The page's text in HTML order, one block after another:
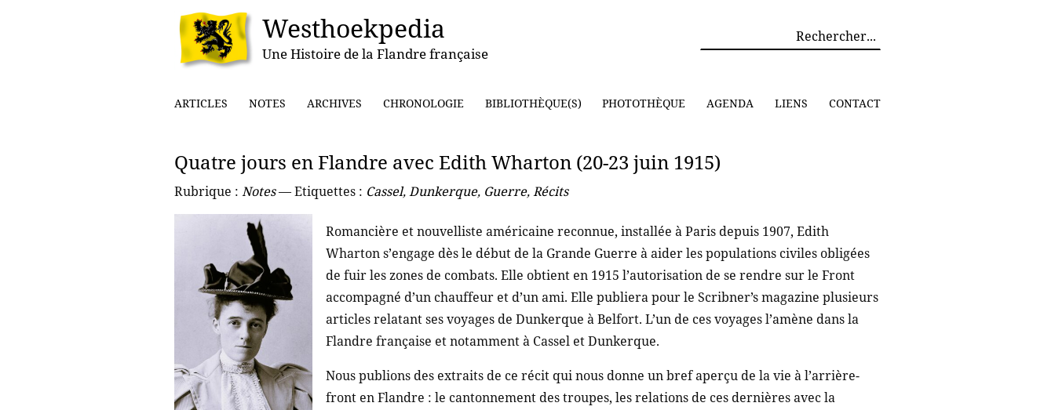
Westhoekpedia
Une Histoire de la Flandre française
ARTICLES NOTES ARCHIVES CHRONOLOGIE BIBLIOTHÈQUE(S) PHOTOTHÈQUE AGENDA LIENS CONTACT
Quatre jours en Flandre avec Edith Wharton (20-23 juin 1915)
Rubrique : Notes— Etiquettes : Cassel,Dunkerque, Guerre,Récits
Romancière et nouvelliste américaine reconnue, installée à Paris depuis 1907, Edith
Wharton s’engage dès le début de la Grande Guerre à aider les populations civiles obligées
de fuir les zones de combats. Elle obtient en 1915 l’autorisation de se rendre sur le Front
accompagné d’un chauffeur et d’un ami. Elle publiera pour le Scribner’s magazine plusieurs
articles relatant ses voyages de Dunkerque à Belfort. L’un de ces voyages l’amène dans la
Flandre française et notamment à Cassel et Dunkerque.
Nous publions des extraits de ce récit qui nous donne un bref aperçu de la vie à l’arrière-
front en Flandre : le cantonnement des troupes, les relations de ces dernières avec la